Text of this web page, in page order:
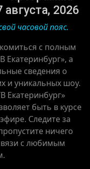
2026
часовой пояс.
с полным
Екатеринбург», а
сведения о
и уникальных шоу.
Екатеринбург»
быть в курсе
Следите за
ничего
с любимым